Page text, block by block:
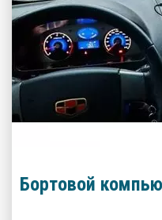
Бортовой